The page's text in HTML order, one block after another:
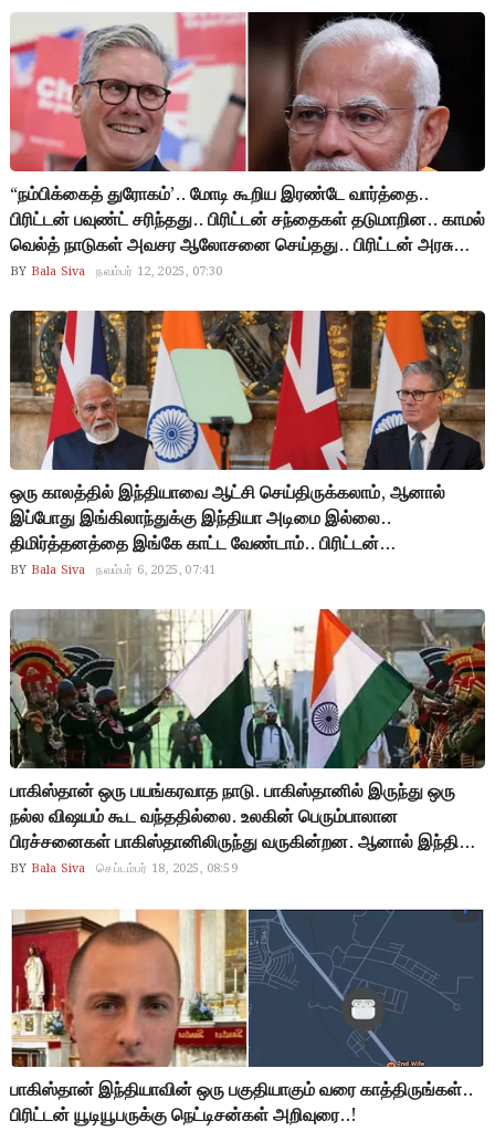
குடியேற்ற கொள்கைகளை இறுக்கும் பிரிட்டன்..!
“நம்பிக்கைத் துரோகம்’.. மோடி கூறிய இரண்டே வார்த்தை..
பிரிட்டன் பவுண்ட் சரிந்தது.. பிரிட்டன் சந்தைகள் தடுமாறின.. காமல்
வெல்த் நாடுகள் அவசர ஆலோசனை செய்தது.. பிரிட்டன் அரசு
மேல் மன்னர் கோபம்.. ஒரு காலத்தில் இந்தியாவை ஆட்சி
இந்தியா தான்.. மோடியின் பவர் இப்ப தெரியுதா?
BY Bala Siva நவம்பர் 12, 2025, 07:30
ஒரு காலத்தில் இந்தியாவை ஆட்சி செய்திருக்கலாம், ஆனால்
இப்போது இங்கிலாந்துக்கு இந்தியா அடிமை இல்லை..
திமிர்த்தனத்தை இங்கே காட்ட வேண்டாம்.. பிரிட்டன்
தூதுக்குழுவினர் இந்தியாவுக்குள் நுழைய தடை விதித்த மோடி..
சென்று கொண்டிருக்கும் மோடியின் இந்தியா..!
BY Bala Siva நவம்பர் 6, 2025, 07:41
பாகிஸ்தான் ஒரு பயங்கரவாத நாடு. பாகிஸ்தானில் இருந்து ஒரு
நல்ல விஷயம் கூட வந்ததில்லை. உலகின் பெரும்பாலான
பிரச்சனைகள் பாகிஸ்தானிலிருந்து வருகின்றன. ஆனால் இந்திய
இந்துக்கள் வன்முறையை விரும்புவதில்லை.. அவர்கள்
BY Bala Siva செப்டம்பர் 18, 2025, 08:59
பாகிஸ்தான் இந்தியாவின் ஒரு பகுதியாகும் வரை காத்திருங்கள்..
பிரிட்டன் யூடியூபருக்கு நெட்டிசன்கள் அறிவுரை..!